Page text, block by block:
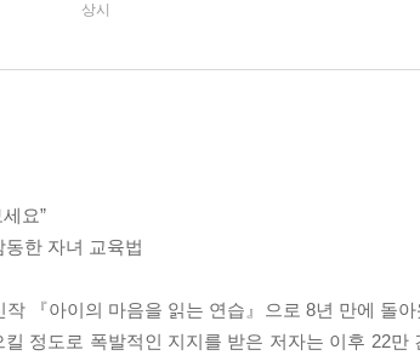
상시
요”
한 자녀 교육법
『아이의 마음을 읽는 연습』으로 8년 만에 돌
정도로 폭발적인 지지를 받은 저자는 이후 22